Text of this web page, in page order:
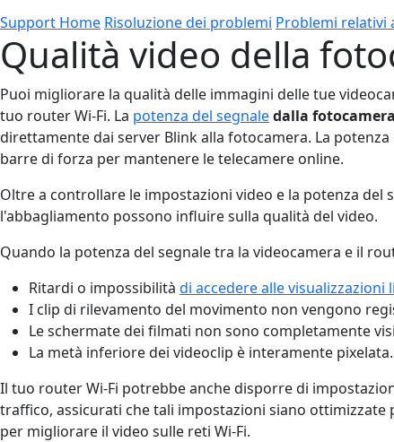
Support Home Risoluzione dei problemi Problemi relativi
Qualità video della
Puoi migliorare la qualità delle immagini delle tue
tuo router Wi-Fi. La potenza del segnaledalla
direttamente dai server Blink alla fotocamera. La potenza
barre di forza per mantenere le telecamere online.
Oltre a controllare le impostazioni video e la potenza del
l'abbagliamento possono influire sulla qualità del video.
Quando la potenza del segnale tra la videocamera e il
Ritardi o impossibilità di accedere alle visualizzazioni
I clip di rilevamento del movimento non vengono
Le schermate dei filmati non sono completamente
La metà inferiore dei videoclip è interamente pixelata.
Il tuo router Wi-Fi potrebbe anche disporre di
traffico, assicurati che tali impostazioni siano
per migliorare il video sulle reti Wi-Fi.